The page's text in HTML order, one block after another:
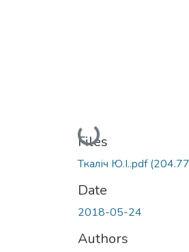
Loading...
Files
Ткаліч Ю.І..pdf
Date
2018-05-24
Authors